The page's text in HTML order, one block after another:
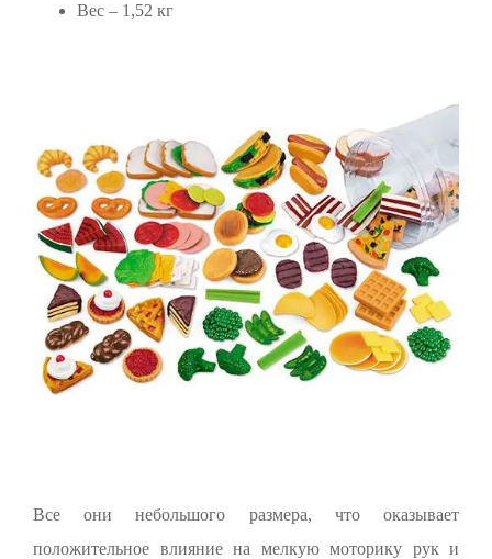
Вес – 1,52 кг
Все они небольшого размера, что оказывает
положительное влияние на мелкую моторику рук и